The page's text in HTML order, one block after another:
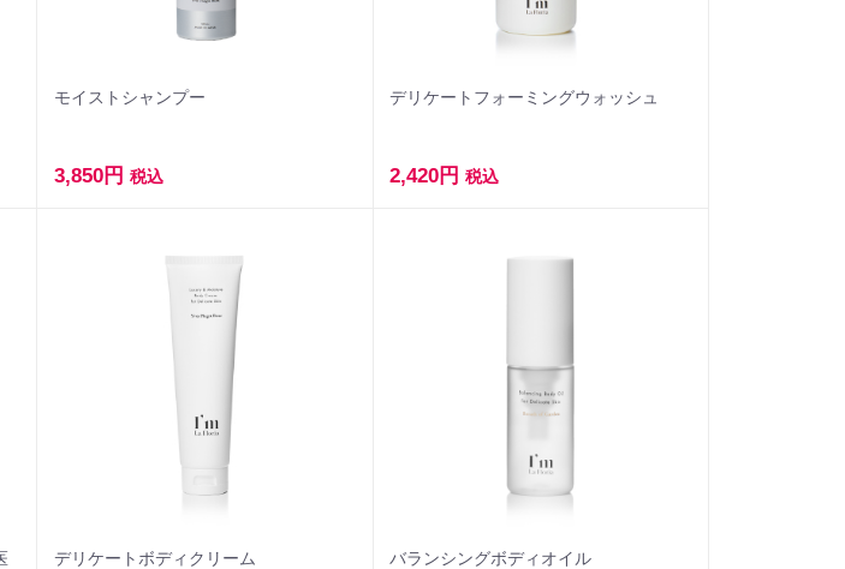
モイストシャンプー
3,850円 税込
デリケートフォーミングウォッシュ
2,420円 税込
デリケートボディクリーム バランシングボディオイル